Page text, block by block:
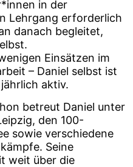
in der
Lehrgang erforderlich
danach begleitet,
Einsätzen im
– Daniel selbst ist
aktiv.
betreut Daniel unter
den 100-
sowie verschiedene
Seine
weit über die